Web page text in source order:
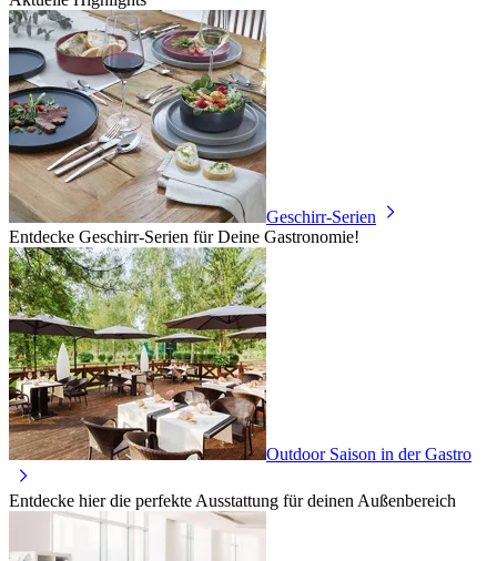
Geschirr-Serien
Entdecke Geschirr-Serien für Deine Gastronomie!
Outdoor Saison in der Gastro
Entdecke hier die perfekte Ausstattung für deinen Außenbereich